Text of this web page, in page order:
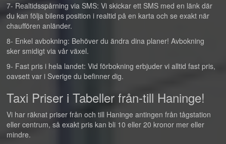
7- Realtidsspårning via SMS: Vi skickar ett SMS med en länk där
du kan följa bilens position i realtid på en karta och se exakt när
chauffören anländer.
8- Enkel avbokning: Behöver du ändra dina planer! Avbokning
sker smidigt via vår växel.
9- Fast pris i hela landet: Vid förbokning erbjuder vi alltid fast pris,
oavsett var i Sverige du befinner dig.
Taxi Priser i Tabeller från-till Haninge!
Vi har räknat priser från och till Haninge antingen från tågstation
eller centrum, så exakt pris kan bli 10 eller 20 kronor mer eller
mindre.